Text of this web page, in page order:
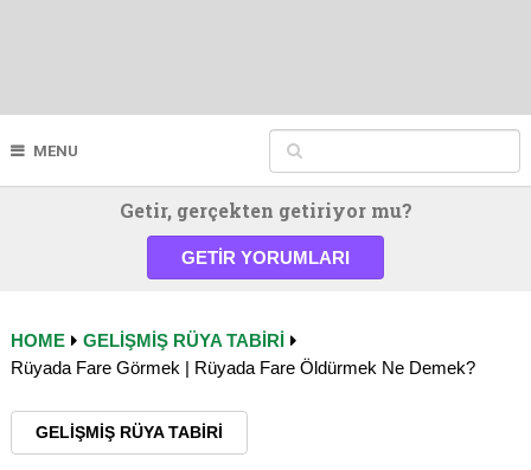
MENU
Getir, gerçekten getiriyor mu?
GETIR YORUMLARI
HOME
GELIŞMIŞ RÜYA TABIRI
Rüyada Fare Görmek | Rüyada Fare Öldürmek Ne Demek?
GELIŞMIŞ RÜYA TABIRI